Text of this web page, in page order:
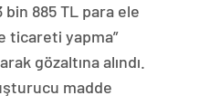
885 TL para ele
ticareti yapma”
gözaltına alındı.
madde